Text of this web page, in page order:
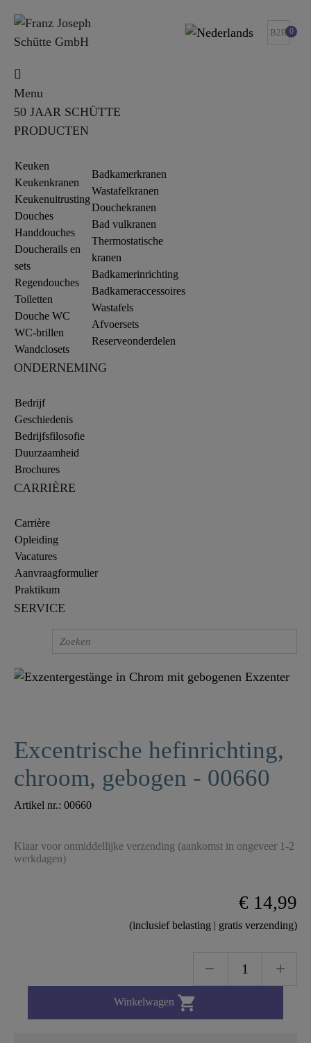
B2B 0
Menu
50 JAAR SCHÜTTE
PRODUCTEN
Keuken
Keukenkranen
Keukenuitrusting
Douches
Handdouches
Doucherails en
sets
Regendouches
Toiletten
Douche WC
WC-brillen
Wandclosets
Badkamerkranen
Wastafelkranen
Douchekranen
Bad vulkranen
Thermostatische
kranen
Badkamerinrichting
Badkameraccessoires
Wastafels
Afvoersets
Reserveonderdelen
ONDERNEMING
Bedrijf
Geschiedenis
Bedrijfsfilosofie
Duurzaamheid
Brochures
CARRIÈRE
Carrière
Opleiding
Vacatures
Aanvraagformulier
Praktikum
SERVICE
Excentrische hefinrichting,
chroom, gebogen - 00660
Artikel nr.: 00660
Klaar voor onmiddellijke verzending (aankomst in ongeveer 1-2
werkdagen)
€ 14,99
(inclusief belasting | gratis verzending)
Winkelwagen 